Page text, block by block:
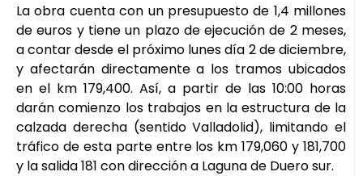
La obra cuenta con un presupuesto de 1,4 millones
de euros y tiene un plazo de ejecución de 2 meses,
a contar desde el próximo lunes día 2 de diciembre,
y afectarán directamente a los tramos ubicados
en el km 179,400. Así, a partir de las 10:00 horas
darán comienzo los trabajos en la estructura de la
calzada derecha (sentido Valladolid), limitando el
tráfico de esta parte entre los km 179,060 y 181,700
y la salida 181 con dirección a Laguna de Duero sur.